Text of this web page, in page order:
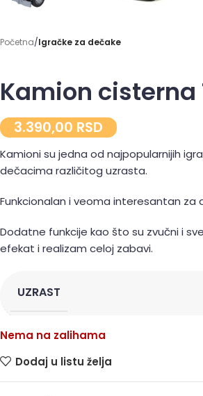
Početna Igračke za dečake
Kamion cisterna
3.390,00 RSD
Kamioni su jedna od najpopularnijih
dečacima različitog uzrasta.
Funkcionalan i veoma interesantan za
Dodatne funkcije kao što su zvučni i
efekat i realizam celoj zabavi.
UZRAST
Nema na zalihama
Dodaj u listu želja